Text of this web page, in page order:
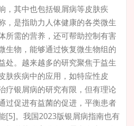
，其中也包括银屑病等皮肤疾
，是指助力人体健康的各类微生
所需的营养，还可帮助控制有害
生物，能够通过恢复微生物组的
处。越来越多的研究聚焦于益生
肤疾病中的应用，如特应性皮
疗银屑病的研究有限，但有理论
过促进有益菌的促进，平衡患者
[5]。我国2023版银屑病指南也有